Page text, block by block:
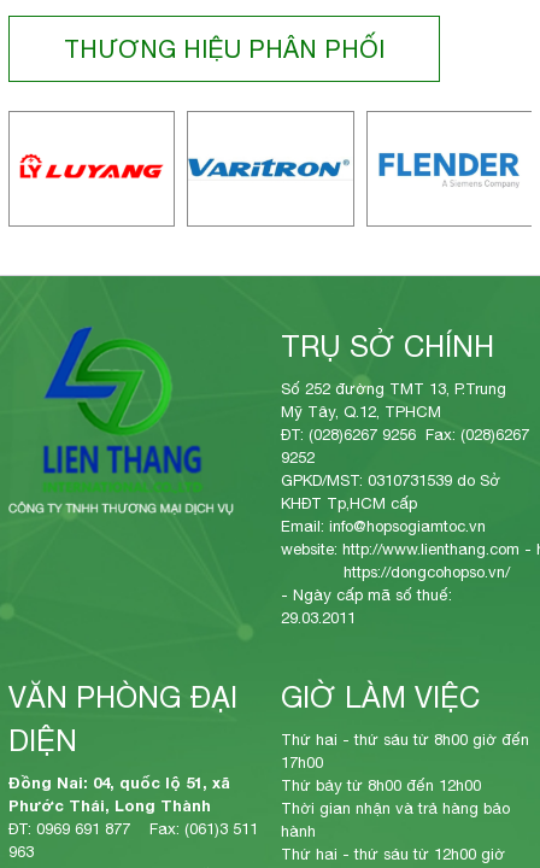
THƯƠNG HIỆU PHÂN PHỐI
TRỤ SỞ CHÍNH
Số 252 đường TMT 13, P.Trung
Mỹ Tây, Q.12, TPHCM
ĐT: (028)6267 9256 Fax: (028)6267
9252
GPKD/MST: 0310731539 do Sở
KHĐT Tp,HCM cấp
Email: info@hopsogiamtoc.vn
website: http://www.lienthang.com -
https://dongcohopso.vn/
- Ngày cấp mã số thuế:
29.03.2011
VĂN PHÒNG ĐẠI
DIỆN
Đồng Nai: 04, quốc lộ 51, xã
Phước Thái, Long Thành
ĐT: 0969 691 877 Fax: (061)3 511
963
GIỜ LÀM VIỆC
Thứ hai - thứ sáu từ 8h00 giờ đến
17h00
Thứ bảy từ 8h00 đến 12h00
Thời gian nhận và trả hàng bảo
hành
Thứ hai - thứ sáu từ 12h00 giờ